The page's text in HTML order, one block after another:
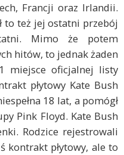
Francji oraz Irlandii.
to też jej ostatni przebój
Mimo że potem
hitów, to jednak żaden
miejsce oficjalnej listy
płytowy Kate Bush
18 lat, a pomógł
Pink Floyd. Kate Bush
Rodzice rejestrowali
kontrakt płytowy, ale to